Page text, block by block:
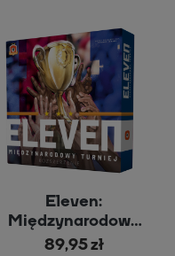
Eleven:
Międzynarodowy
Turniej
89,95 zł